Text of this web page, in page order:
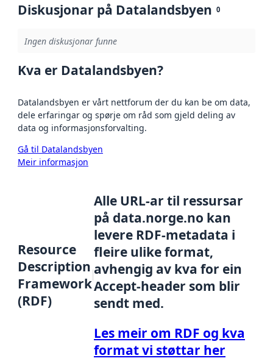
Diskusjonar på Datalandsbyen 0
Ingen diskusjonar funne
Kva er Datalandsbyen?
Datalandsbyen er vårt nettforum der du kan be om data,
dele erfaringar og spørje om råd som gjeld deling av
data og informasjonsforvalting.
Gå til Datalandsbyen
Meir informasjon
Resource
Description
Framework
(RDF)
Alle URL-ar til ressursar
på data.norge.no kan
levere RDF-metadata i
fleire ulike format,
avhengig av kva for ein
Accept-header som blir
sendt med.
Les meir om RDF og kva
format vi støttar her